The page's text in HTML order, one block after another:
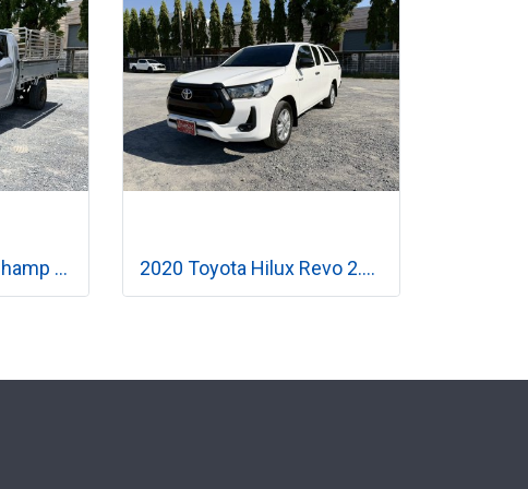
2025 Toyota Hilux Champ 2.4 เกียร์ธรรมดา 2020 Toyota Hilux Revo 2.4 Z Edition Mid Smart Cab เกียร์ออโต้